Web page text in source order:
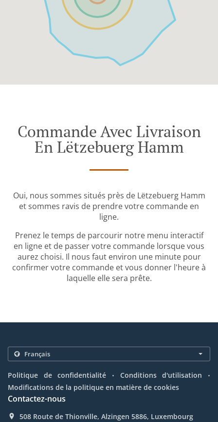
Commande Avec Livraison
En Lëtzebuerg Hamm
Oui, nous sommes situés près de Lëtzebuerg Hamm
et sommes ravis de prendre votre commande en
ligne.
Prenez le temps de parcourir notre menu interactif
en ligne et de passer votre commande lorsque vous
aurez choisi. Il nous faut environ une minute pour
confirmer votre commande et vous donner l'heure à
laquelle elle sera prête.
Politique de confidentialité . Conditions d'utilisation .
Modifications de la politique en matière de cookies
Contactez-nous
508 Route de Thionville, Alzingen 5886, Luxembourg